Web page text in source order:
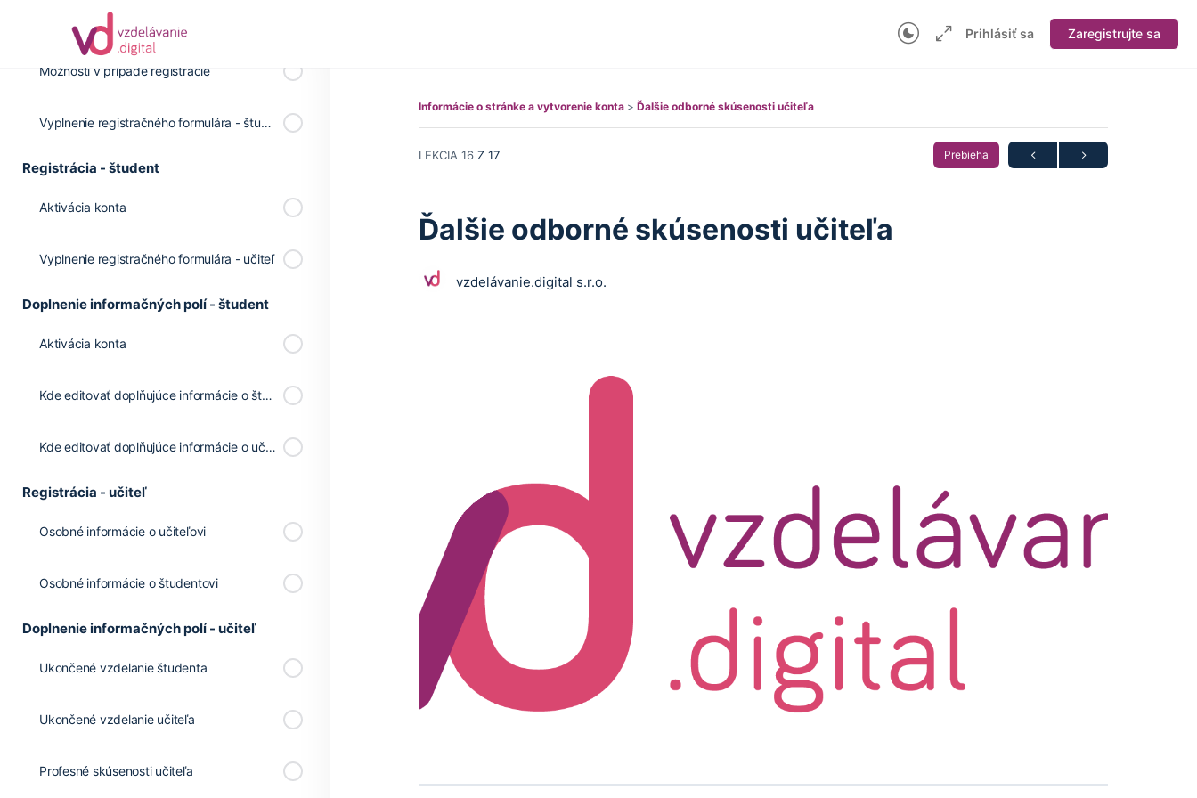
Prihlásiť sa Zaregistrujte sa
Prehľad kurzov
Možnosti v prípade registrácie
Vyplnenie registračného formulára - študent
Registrácia - študent
Aktivácia konta
Vyplnenie registračného formulára - učiteľ
Doplnenie informačných polí - študent
Aktivácia konta
Kde editovať doplňujúce informácie o študentovi?
Kde editovať doplňujúce informácie o učiteľovi?
Registrácia - učiteľ
Osobné informácie o učiteľovi
Osobné informácie o študentovi
Doplnenie informačných polí - učiteľ
Ukončené vzdelanie študenta
Ukončené vzdelanie učiteľa
Profesné skúsenosti učiteľa
Informácie o stránke a vytvorenie konta Ďalšie odborné skúsenosti učiteľa
LEKCIA 16 Z 17 Prebieha
Ďalšie odborné skúsenosti učiteľa
vzdelávanie.digital s.r.o.